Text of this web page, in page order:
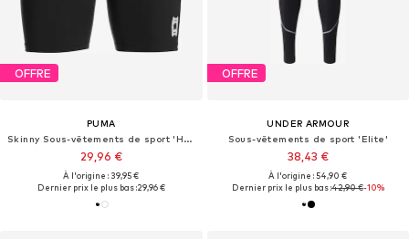
OFFRE
PUMA
Skinny Sous-vêtements de sport 'Hoops Team'
29,96 €
À l'origine : 39,95 €
Dernier prix le plus bas :29,96 €
OFFRE
UNDER ARMOUR
Sous-vêtements de sport 'Elite'
38,43 €
À l'origine : 54,90 €
Dernier prix le plus bas :42,90 €-10%